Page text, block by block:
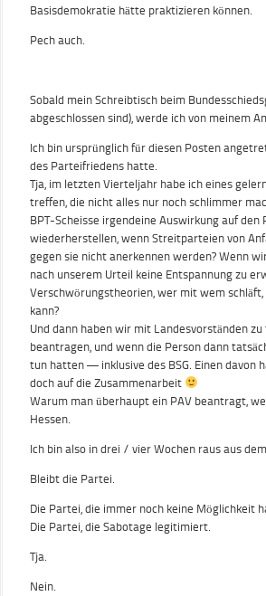
Basisdemokratie hätte praktizieren können.
Pech auch.
Sobald mein Schreibtisch beim
abgeschlossen sind), werde ich von meinem
Ich bin ursprünglich für diesen Posten
des Parteifriedens hatte.
Tja, im letzten Vierteljahr habe ich eines
treffen, die nicht alles nur noch schlimmer
BPT-Scheisse irgendeine Auswirkung auf
wiederherstellen, wenn Streitparteien von
gegen sie nicht anerkennen werden? Wenn
nach unserem Urteil keine Entspannung zu
Verschwörungstheorien, wer mit wem
kann?
Und dann haben wir mit Landesvorständen
beantragen, und wenn die Person dann
tun hatten — inklusive des BSG. Einen davon
doch auf die Zusammenarbeit
Warum man überhaupt ein PAV beantragt,
Hessen.
Ich bin also in drei / vier Wochen raus aus dem
Bleibt die Partei.
Die Partei, die immer noch keine Möglichkeit
Die Partei, die Sabotage legitimiert.
Tja.
Nein.